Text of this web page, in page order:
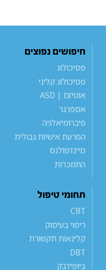
חיפושים נפוצים
פסיכולוג
פסיכולוג קליני
אוטיזם | ASD
אספרגר
פיברומיאלגיה
הפרעת אישיות גבולית
מיינדפולנס
התמכרות
תחומי טיפול
CBT
ריפוי בעיסוק
קלינאות תקשורת
DBT
ביופידבק